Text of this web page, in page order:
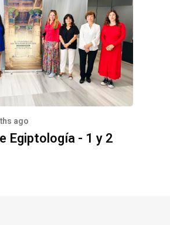
ago
Egiptología - 1 y 2